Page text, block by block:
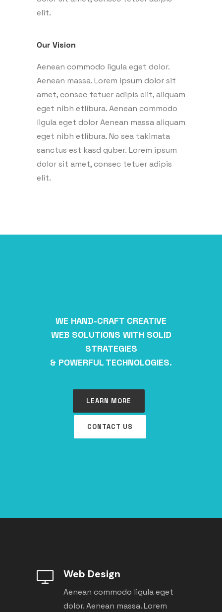
elit.
Our Vision
Aenean commodo ligula eget dolor.
Aenean massa. Lorem ipsum dolor sit
amet, consec tetuer adipis elit, aliquam
eget nibh etlibura. Aenean commodo
ligula eget dolor Aenean massa aliquam
eget nibh etlibura. No sea takimata
sanctus est kasd guber. Lorem ipsum
dolor sit amet, consec tetuer adipis
elit.
WE HAND-CRAFT CREATIVE
WEB SOLUTIONS WITH SOLID
STRATEGIES
& POWERFUL TECHNOLOGIES.
LEARN MORE
CONTACT US
Web Design
Aenean commodo ligula eget
dolor. Aenean massa. Lorem